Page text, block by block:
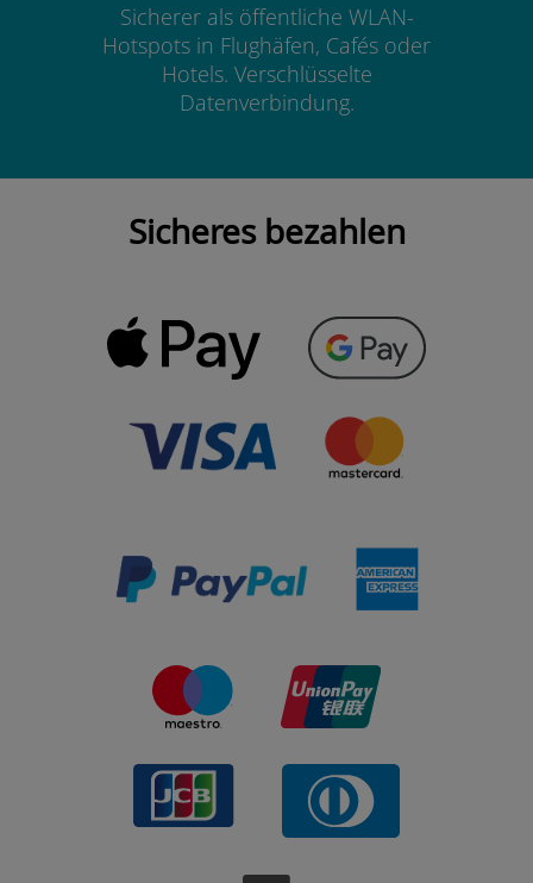
Sicherer als öffentliche WLAN-
Hotspots in Flughäfen, Cafés oder
Hotels. Verschlüsselte
Datenverbindung.
Sicheres bezahlen